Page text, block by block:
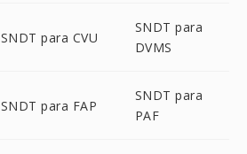
SNDT para CVU
SNDT para
DVMS
SNDT para FAP
SNDT para
PAF